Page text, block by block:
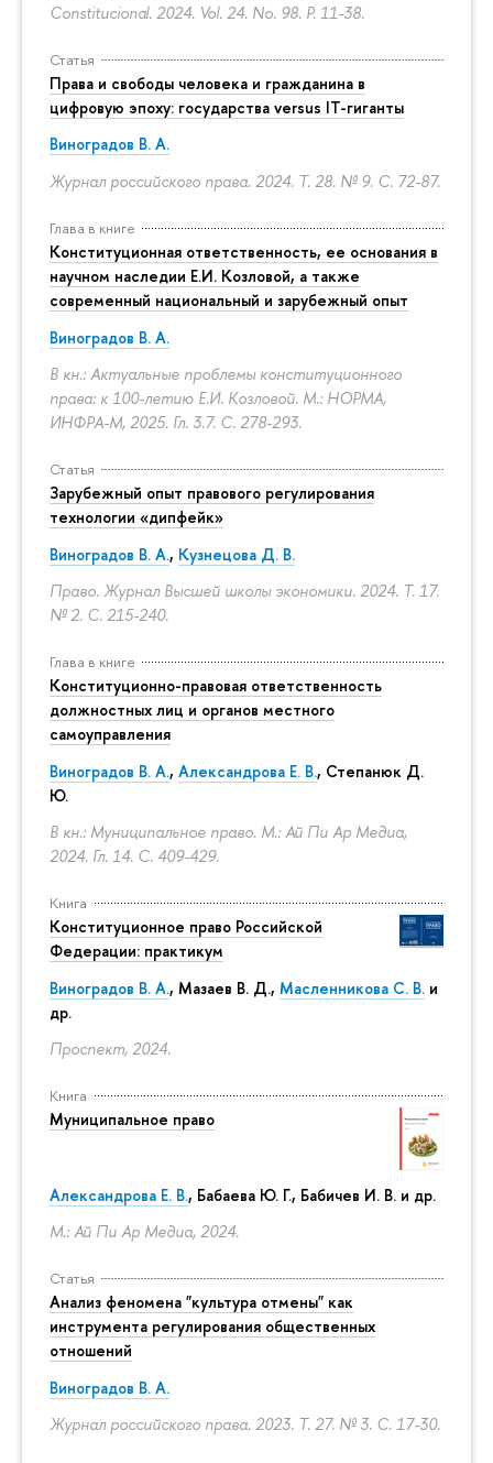
Constitucional. 2024. Vol. 24. No. 98. P. 11-38.
Статья
Права и свободы человека и гражданина в
цифровую эпоху: государства versus IT-гиганты
Виноградов В. А.
Журнал российского права. 2024. Т. 28. № 9. С. 72-87.
Глава в книге
Конституционная ответственность, ее основания в
научном наследии Е.И. Козловой, а также
современный национальный и зарубежный опыт
Виноградов В. А.
В кн.: Актуальные проблемы конституционного
права: к 100-летию Е.И. Козловой. М.: НОРМА,
ИНФРА-М, 2025. Гл. 3.7. С. 278-293.
Статья
Зарубежный опыт правового регулирования
технологии «дипфейк»
Виноградов В. А., Кузнецова Д. В.
Право. Журнал Высшей школы экономики. 2024. Т. 17.
№ 2. С. 215-240.
Глава в книге
Конституционно-правовая ответственность
должностных лиц и органов местного
самоуправления
Виноградов В. А., Александрова Е. В., Степанюк Д.
Ю.
В кн.: Муниципальное право. М.: Ай Пи Ар Медиа,
2024. Гл. 14. С. 409-429.
Книга
Конституционное право Российской
Федерации: практикум
Виноградов В. А., Мазаев В. Д., Масленникова С. В. и
др.
Проспект, 2024.
Книга
Муниципальное право
Александрова Е. В., Бабаева Ю. Г., Бабичев И. В. и др.
М.: Ай Пи Ар Медиа, 2024.
Статья
Анализ феномена "культура отмены" как
инструмента регулирования общественных
отношений
Виноградов В. А.
Журнал российского права. 2023. Т. 27. № 3. С. 17-30.